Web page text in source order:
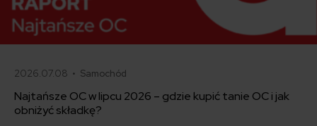
2026.07.08 • Samochód
Najtańsze OC w lipcu 2026 – gdzie kupić tanie OC i jak
obniżyć składkę?